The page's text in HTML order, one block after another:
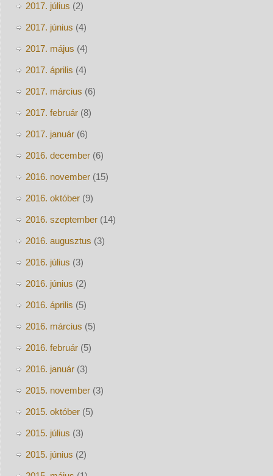
2017. július (2)
2017. június (4)
2017. május (4)
2017. április (4)
2017. március (6)
2017. február(8)
2017. január(6)
2016. december(6)
2016. november(15)
2016. október(9)
2016. szeptember(14)
2016. augusztus (3)
2016. július (3)
2016. június (2)
2016. április (5)
2016. március (5)
2016. február(5)
2016. január(3)
2015. november(3)
2015. október(5)
2015. július (3)
2015. június (2)